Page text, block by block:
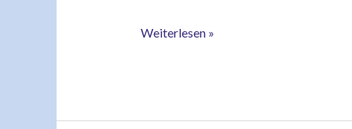
Weiterlesen »